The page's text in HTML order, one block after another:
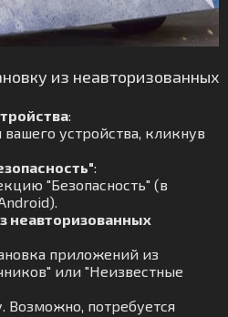
из неавторизованных
:
устройства, кликнув
:
"Безопасность" (в
неавторизованных
приложений из
или "Неизвестные
Возможно, потребуется